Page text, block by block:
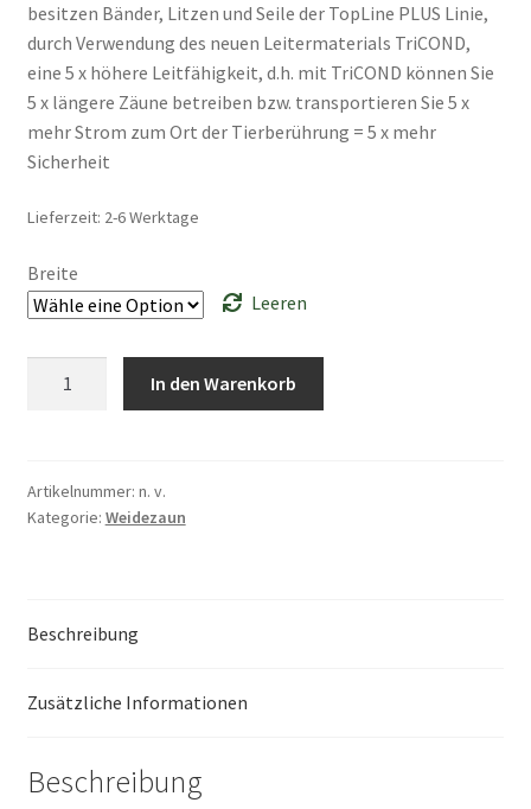
besitzen Bänder, Litzen und Seile der TopLine PLUS Linie,
durch Verwendung des neuen Leitermaterials TriCOND,
eine 5 x höhere Leitfähigkeit, d.h. mit TriCOND können Sie
5 x längere Zäune betreiben bzw. transportieren Sie 5 x
mehr Strom zum Ort der Tierberührung = 5 x mehr
Sicherheit
Lieferzeit: 2-6 Werktage
Breite
Leeren
Menge
In den Warenkorb
Artikelnummer: n. v.
Kategorie: Weidezaun
Beschreibung
Zusätzliche Informationen
Beschreibung